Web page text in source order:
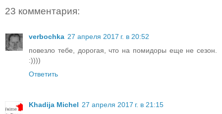
23 комментария:
verbochka 27 апреля 2017 г. в 20:52
повезло тебе, дорогая, что на помидоры еще не сезон.
:))))
Ответить
Khadija Michel 27 апреля 2017 г. в 21:15